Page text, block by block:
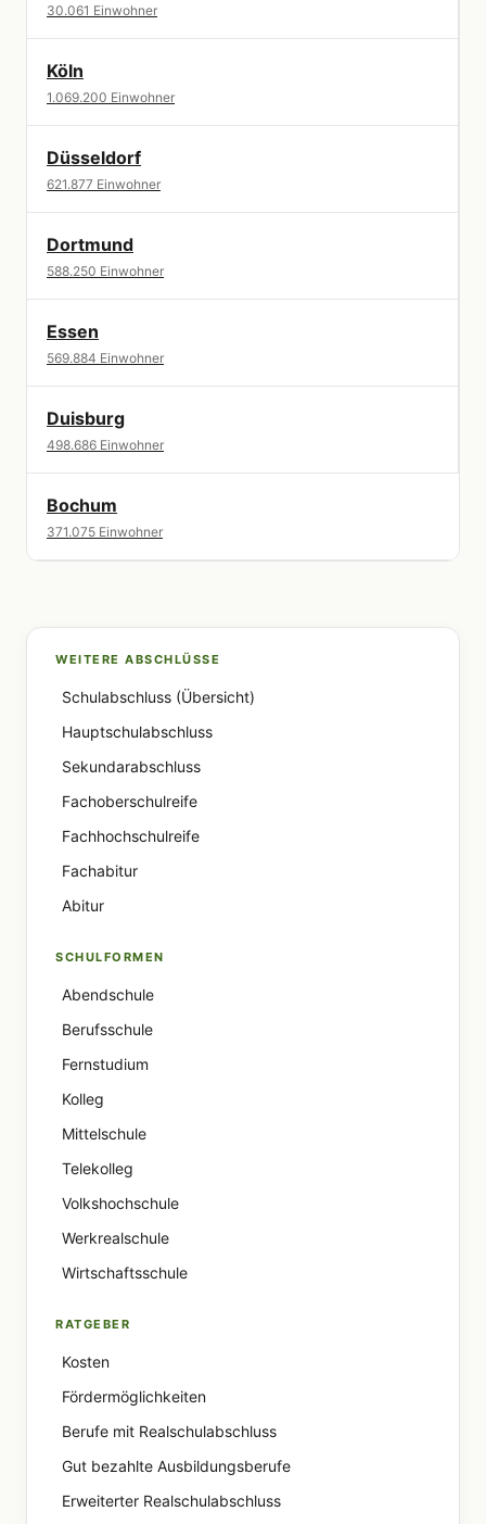
30.061 Einwohner
Köln
1.069.200 Einwohner
Düsseldorf
621.877 Einwohner
Dortmund
588.250 Einwohner
Essen
569.884 Einwohner
Duisburg
498.686 Einwohner
Bochum
371.075 Einwohner
WEITERE ABSCHLÜSSE
Schulabschluss (Übersicht)
Hauptschulabschluss
Sekundarabschluss
Fachoberschulreife
Fachhochschulreife
Fachabitur
Abitur
SCHULFORMEN
Abendschule
Berufsschule
Fernstudium
Kolleg
Mittelschule
Telekolleg
Volkshochschule
Werkrealschule
Wirtschaftsschule
RATGEBER
Kosten
Fördermöglichkeiten
Berufe mit Realschulabschluss
Gut bezahlte Ausbildungsberufe
Erweiterter Realschulabschluss